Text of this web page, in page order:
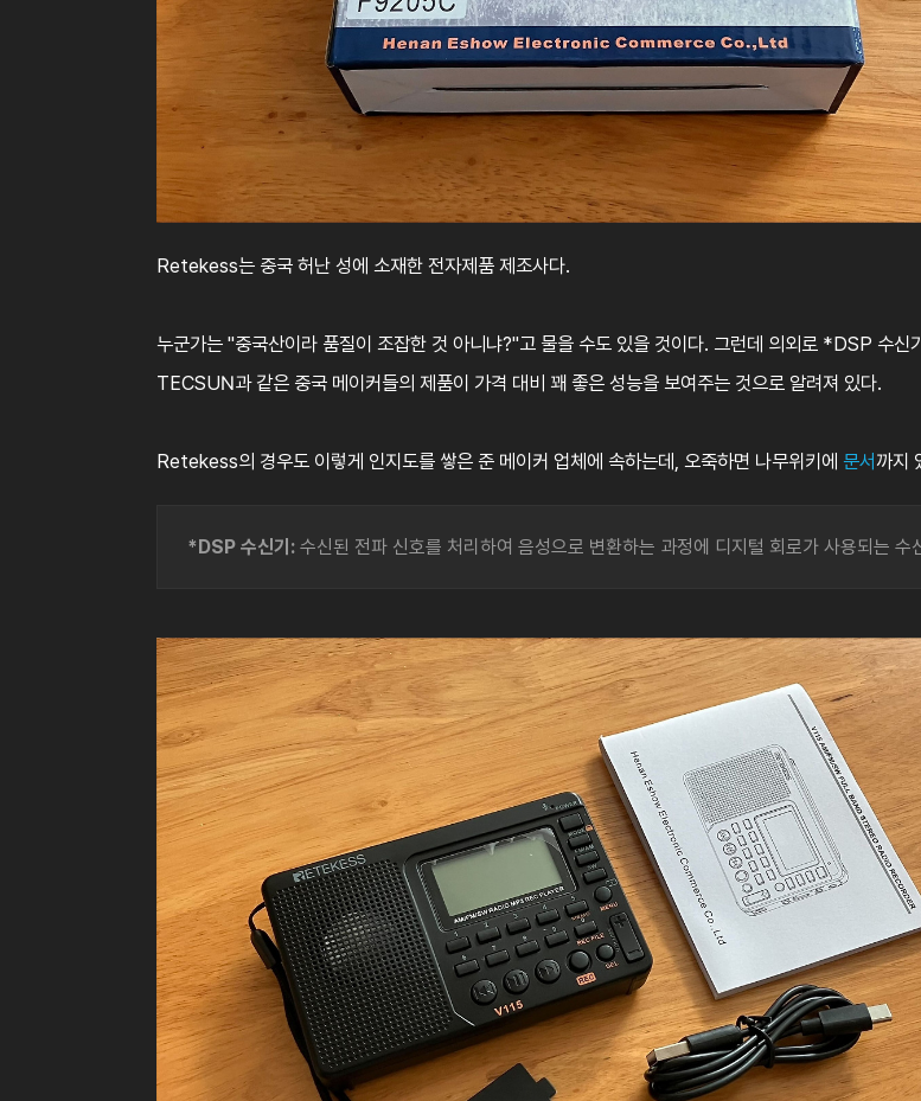
Retekess는 중국 허난 성에 소재한 전자제품 제조사다.
누군가는 "중국산이라 품질이 조잡한 것 아니냐?"고 물을 수도 있을 것이다. 그런데 의외로 *DSP 수신
TECSUN과 같은 중국 메이커들의 제품이 가격 대비 꽤 좋은 성능을 보여주는 것으로 알려져 있다.
Retekess의 경우도 이렇게 인지도를 쌓은 준 메이커 업체에 속하는데, 오죽하면 나무위키에 문서 까지
*DSP 수신기: 수신된 전파 신호를 처리하여 음성으로 변환하는 과정에 디지털 회로가 사용되는 수